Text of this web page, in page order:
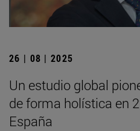
26 | 08 | 2025
Un estudio global
de forma holística en
España